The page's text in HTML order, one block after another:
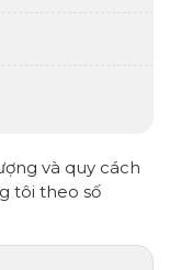
và quy cách
tôi theo số